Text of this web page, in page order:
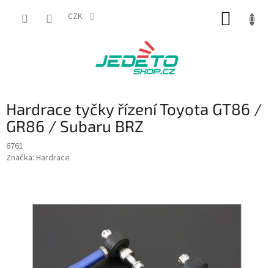
CZK
Hardrace tyčky řízení Toyota GT86 /
GR86 / Subaru BRZ
6761
Značka: Hardrace